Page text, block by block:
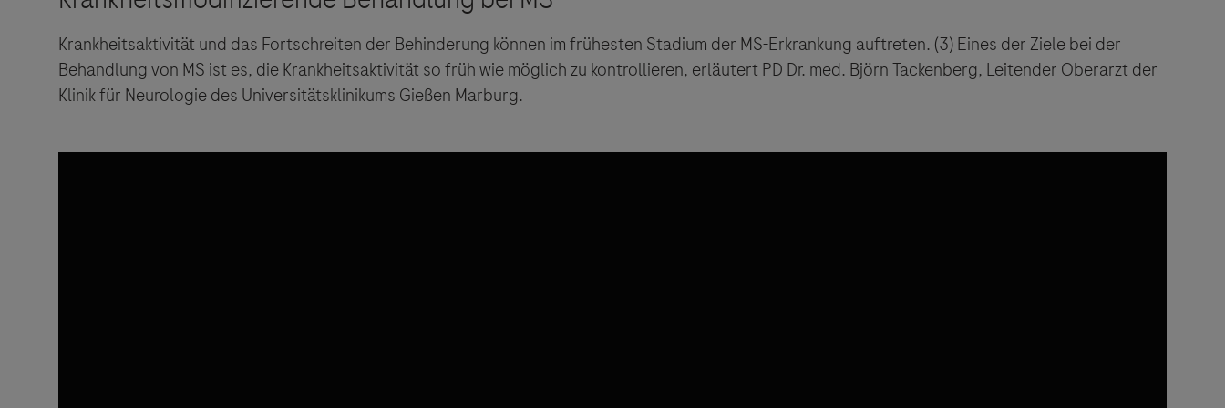
Krankheitsaktivität und das Fortschreiten der Behinderung können im frühesten Stadium der MS-Erkrankung auftreten. (3)Eines der Ziele bei der
Behandlung von MS ist es, die Krankheitsaktivität so früh wie möglich zu kontrollieren, erläutert PD Dr. med. Björn Tackenberg, Leitender Oberarzt der
Klinik für Neurologie des Universitätsklinikums Gießen Marburg.